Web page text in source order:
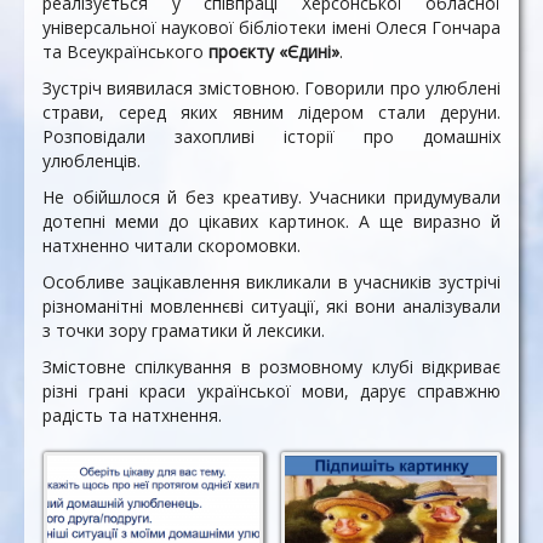
універсальної наукової бібліотеки імені Олеся Гончара
та Всеукраїнського проєкту «Єдині».
Зустріч виявилася змістовною. Говорили про улюблені
страви, серед яких явним лідером стали деруни.
Розповідали захопливі історії про домашніх
улюбленців.
Не обійшлося й без креативу. Учасники придумували
дотепні меми до цікавих картинок. А ще виразно й
натхненно читали скоромовки.
Особливе зацікавлення викликали в учасників зустрічі
різноманітні мовленнєві ситуації, які вони аналізували
з точки зору граматики й лексики.
Змістовне спілкування в розмовному клубі відкриває
різні грані краси української мови, дарує справжню
радість та натхнення.